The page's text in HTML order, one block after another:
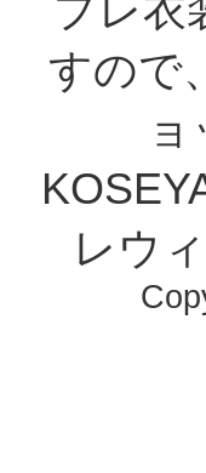
プレ衣
すので
レウ